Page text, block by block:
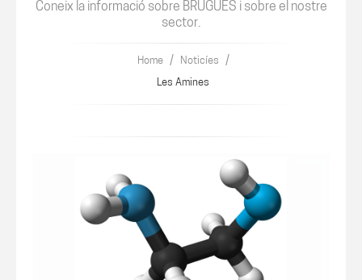
Coneix la informació sobre BRUGUÉS i sobre el nostre
sector.
Home / Noticíes /
Les Amines